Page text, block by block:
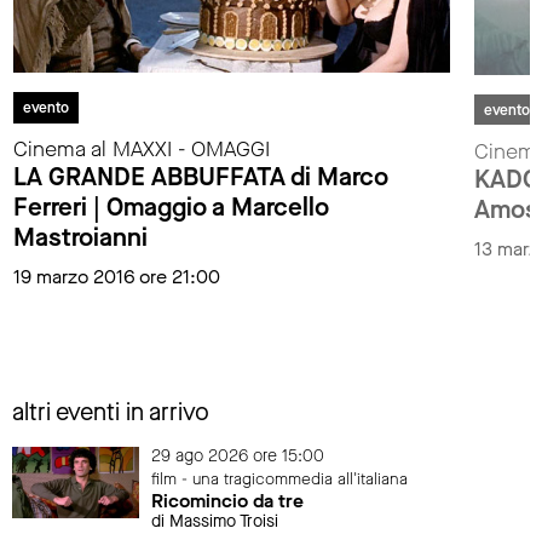
evento
Cinema al MAXXI - OMAGGI
LA GRANDE ABBUFFATA di Marco
Ferreri | Omaggio a Marcello
Mastroianni
19 marzo 2016 ore 21:00
evento
13
altri eventi in arrivo
29 ago 2026 ore 15:00
film - una tragicommedia all'italiana
Ricomincio da tre
di Massimo Troisi